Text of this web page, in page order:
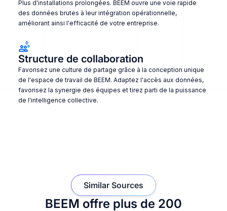
Plus d'installations prolongées. BEEM ouvre une voie rapide
des données brutes à leur intégration opérationnelle,
améliorant ainsi l'efficacité de votre entreprise.
Structure de collaboration
Favorisez une culture de partage grâce à la conception unique
de l'espace de travail de BEEM. Adaptez l'accès aux données,
favorisez la synergie des équipes et tirez parti de la puissance
de l'intelligence collective.
BEEM offre plus de 200
Similar Sources